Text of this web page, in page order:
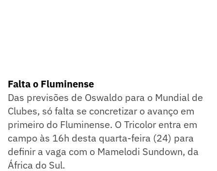
Falta o Fluminense
Das previsões de Oswaldo para o Mundial de
Clubes, só falta se concretizar o avanço em
primeiro do Fluminense. O Tricolor entra em
campo às 16h desta quarta-feira (24) para
definir a vaga com o Mamelodi Sundown, da
África do Sul.